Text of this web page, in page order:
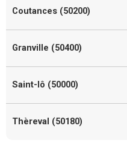
Coutances (50200)
Granville (50400)
Saint-lô (50000)
Thèreval (50180)